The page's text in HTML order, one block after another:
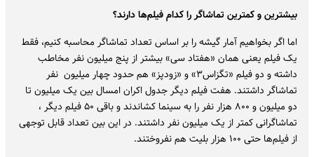
بیشترین و کمترین تماشاگر را کدام فیلم‌ها دارند؟
اما اگر بخواهیم آمار گیشه را بر اساس تعداد تماشاگر محاسبه کنیم، فقط
یک فیلم یعنی همان «هفتاد سی» بیشتر از پنج میلیون نفر مخاطب
داشته و دو فیلم «تگزاس۳» و «زودپز» هم حدود چهار میلیون نفر
تماشاگر داشتند. هفت فیلم دیگر جدول اکران امسال بین یک میلیون تا
دو میلیون و ۸۰۰ هزار نفر را به سینما کشاندند و باقی ۵۰ فیلم دیگر ،
تماشاگرانی کمتر از یک میلیون نفر داشتند. در این بین تعداد قابل توجهی
از فیلم‌ها حتی ۱۰۰ هزار بلیت هم نفروختند.